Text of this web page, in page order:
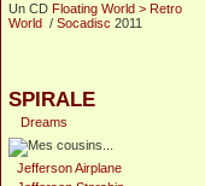
Un CD Floating World > Retro
World / Socadisc 2011
SPIRALE
Dreams
Jefferson Airplane